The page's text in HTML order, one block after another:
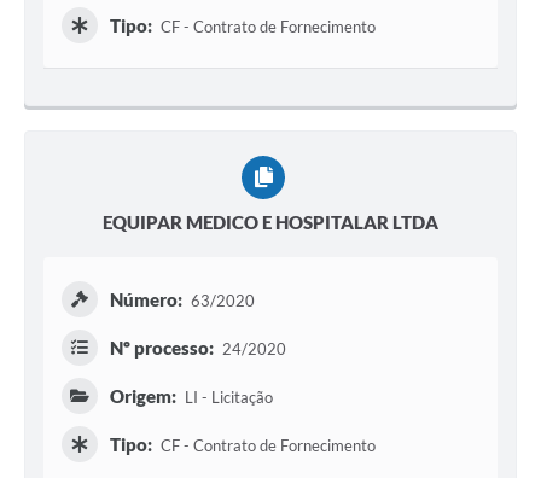
Tipo: CF - Contrato de Fornecimento
EQUIPAR MEDICO E HOSPITALAR LTDA
Número: 63/2020
Nº processo: 24/2020
Origem: LI - Licitação
Tipo: CF - Contrato de Fornecimento